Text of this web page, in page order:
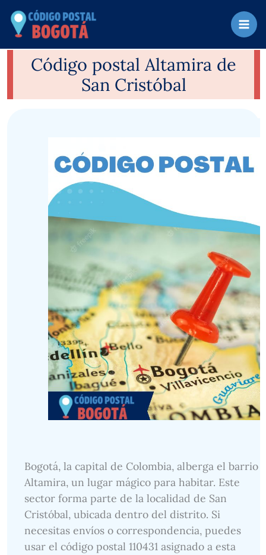
contenido
Código postal Altamira de
San Cristóbal
Bogotá, la capital de Colombia, alberga el barrio
Altamira, un lugar mágico para habitar. Este
sector forma parte de la localidad de San
Cristóbal, ubicada dentro del distrito. Si
necesitas envíos o correspondencia, puedes
usar el código postal 110431 asignado a esta